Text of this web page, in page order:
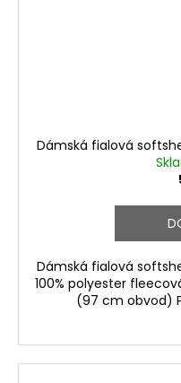
Dámská fialová
Dámská fialová
100% polyester
(97 cm